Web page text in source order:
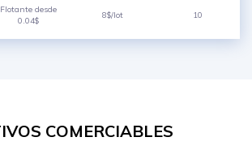
Flotante desde
0.04$
8$/lot 10
COMERCIABLES